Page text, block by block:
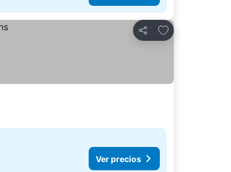
Compartir
Añadir a favoritos
Ver precios